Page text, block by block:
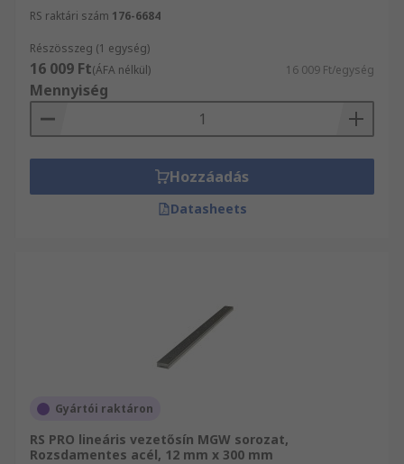
RS raktári szám 176-6684
Részösszeg (1 egység)
16 009 Ft(ÁFA nélkül) 16 009 Ft/egység
Mennyiség
Hozzáadás
Datasheets
Gyártói raktáron
RS PRO lineáris vezetősín MGW sorozat,
Rozsdamentes acél, 12 mm x 300 mm